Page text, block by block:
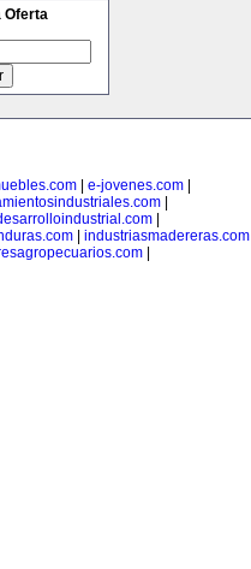
Oferta
e-jovenes.com
|
|
industriasmadereras.com
|